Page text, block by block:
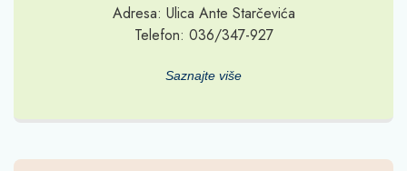
Adresa: Ulica Ante Starčevića
Telefon: 036/347-927
Saznajte više